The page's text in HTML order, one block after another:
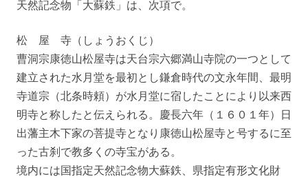
天然記念物「大蘇鉄」は、次項で。
松 屋 寺（しょうおくじ）
曹洞宗康徳山松屋寺は天台宗六郷満山寺院の一つとして
建立された水月堂を最初とし鎌倉時代の文永年間、最明
寺道宗（北条時頼）が水月堂に宿したことにより以来西
明寺と称したと伝えられる。慶長六年（１６０１年）日
出藩主木下家の菩提寺となり康徳山松屋寺と号するに至
った古刹で教多くの寺宝がある。
境内には国指定天然記念物大蘇鉄、県指定有形文化財